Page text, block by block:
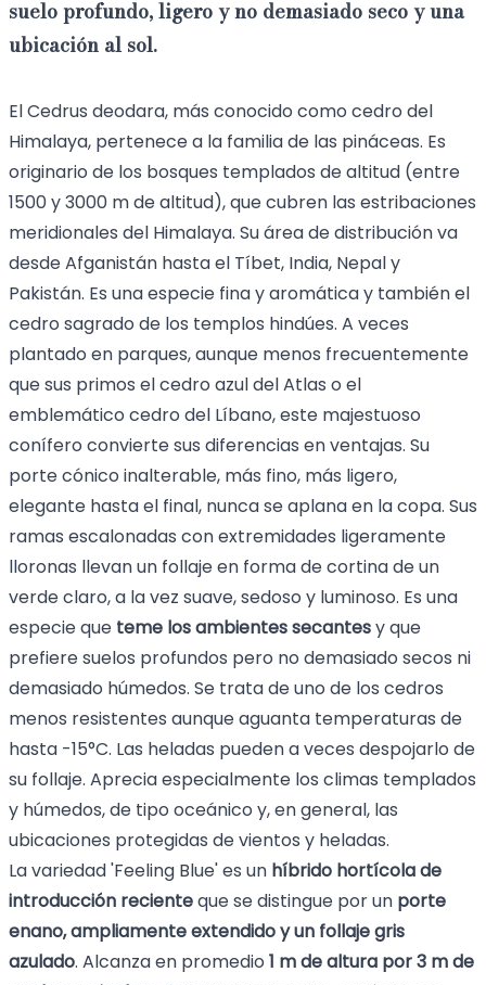
suelo profundo, ligero y no demasiado seco y una
ubicación al sol.
El Cedrus deodara, más conocido como cedro del
Himalaya, pertenece a la familia de las pináceas. Es
originario de los bosques templados de altitud (entre
1500 y 3000 m de altitud), que cubren las estribaciones
meridionales del Himalaya. Su área de distribución va
desde Afganistán hasta el Tíbet, India, Nepal y
Pakistán. Es una especie fina y aromática y también el
cedro sagrado de los templos hindúes. A veces
plantado en parques, aunque menos frecuentemente
que sus primos el cedro azul del Atlas o el
emblemático cedro del Líbano, este majestuoso
conífero convierte sus diferencias en ventajas. Su
porte cónico inalterable, más fino, más ligero,
elegante hasta el final, nunca se aplana en la copa. Sus
ramas escalonadas con extremidades ligeramente
lloronas llevan un follaje en forma de cortina de un
verde claro, a la vez suave, sedoso y luminoso. Es una
especie que teme los ambientes secantesy que
prefiere suelos profundos pero no demasiado secos ni
demasiado húmedos. Se trata de uno de los cedros
menos resistentes aunque aguanta temperaturas de
hasta -15°C. Las heladas pueden a veces despojarlo de
su follaje. Aprecia especialmente los climas templados
y húmedos, de tipo oceánico y, en general, las
ubicaciones protegidas de vientos y heladas.
La variedad 'Feeling Blue' es un híbrido hortícola de
introducción recienteque se distingue por un porte
enano, ampliamente extendido y un follaje gris
azulado. Alcanza en promedio 1 m de altura por 3 m de